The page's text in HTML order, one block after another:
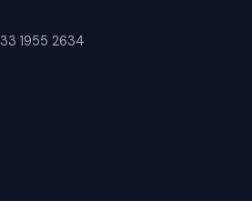
33 1955 2634